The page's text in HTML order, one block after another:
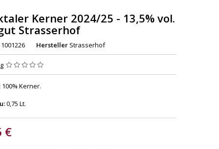
Kerner 2024/25 - 13,5% vol.
Strasserhof
1001226 Hersteller Strasserhof
100% Kerner.
0,75 Lt.
€